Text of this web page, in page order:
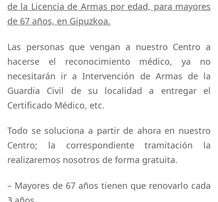
de la Licencia de Armas por edad, para mayores
de 67 años, en Gipuzkoa.
Las personas que vengan a nuestro Centro a
hacerse el reconocimiento médico, ya no
necesitarán ir a Intervención de Armas de la
Guardia Civil de su localidad a entregar el
Certificado Médico, etc.
Todo se soluciona a partir de ahora en nuestro
Centro; la correspondiente tramitación la
realizaremos nosotros de forma gratuita.
– Mayores de 67 años tienen que renovarlo cada